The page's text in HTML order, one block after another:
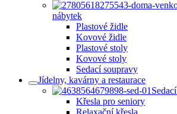
nábytek
Plastové židle
Kovové židle
Plastové stoly
Kovové stoly
Sedací soupravy
Jídelny, kavárny a restaurace
Křesla pro seniory
Relaxační křesla